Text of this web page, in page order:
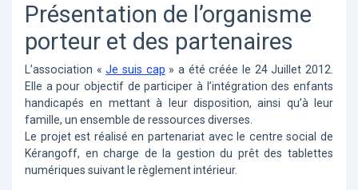
Présentation de l’organisme
porteur et des partenaires
L’association «Je suis cap » a été créée le 24 Juillet 2012.
Elle a pour objectif de participer à l’intégration des enfants
handicapés en mettant à leur disposition, ainsi qu’à leur
famille, un ensemble de ressources diverses.
Le projet est réalisé en partenariat avec le centre social de
Kérangoff, en charge de la gestion du prêt des tablettes
numériques suivant le règlement intérieur.